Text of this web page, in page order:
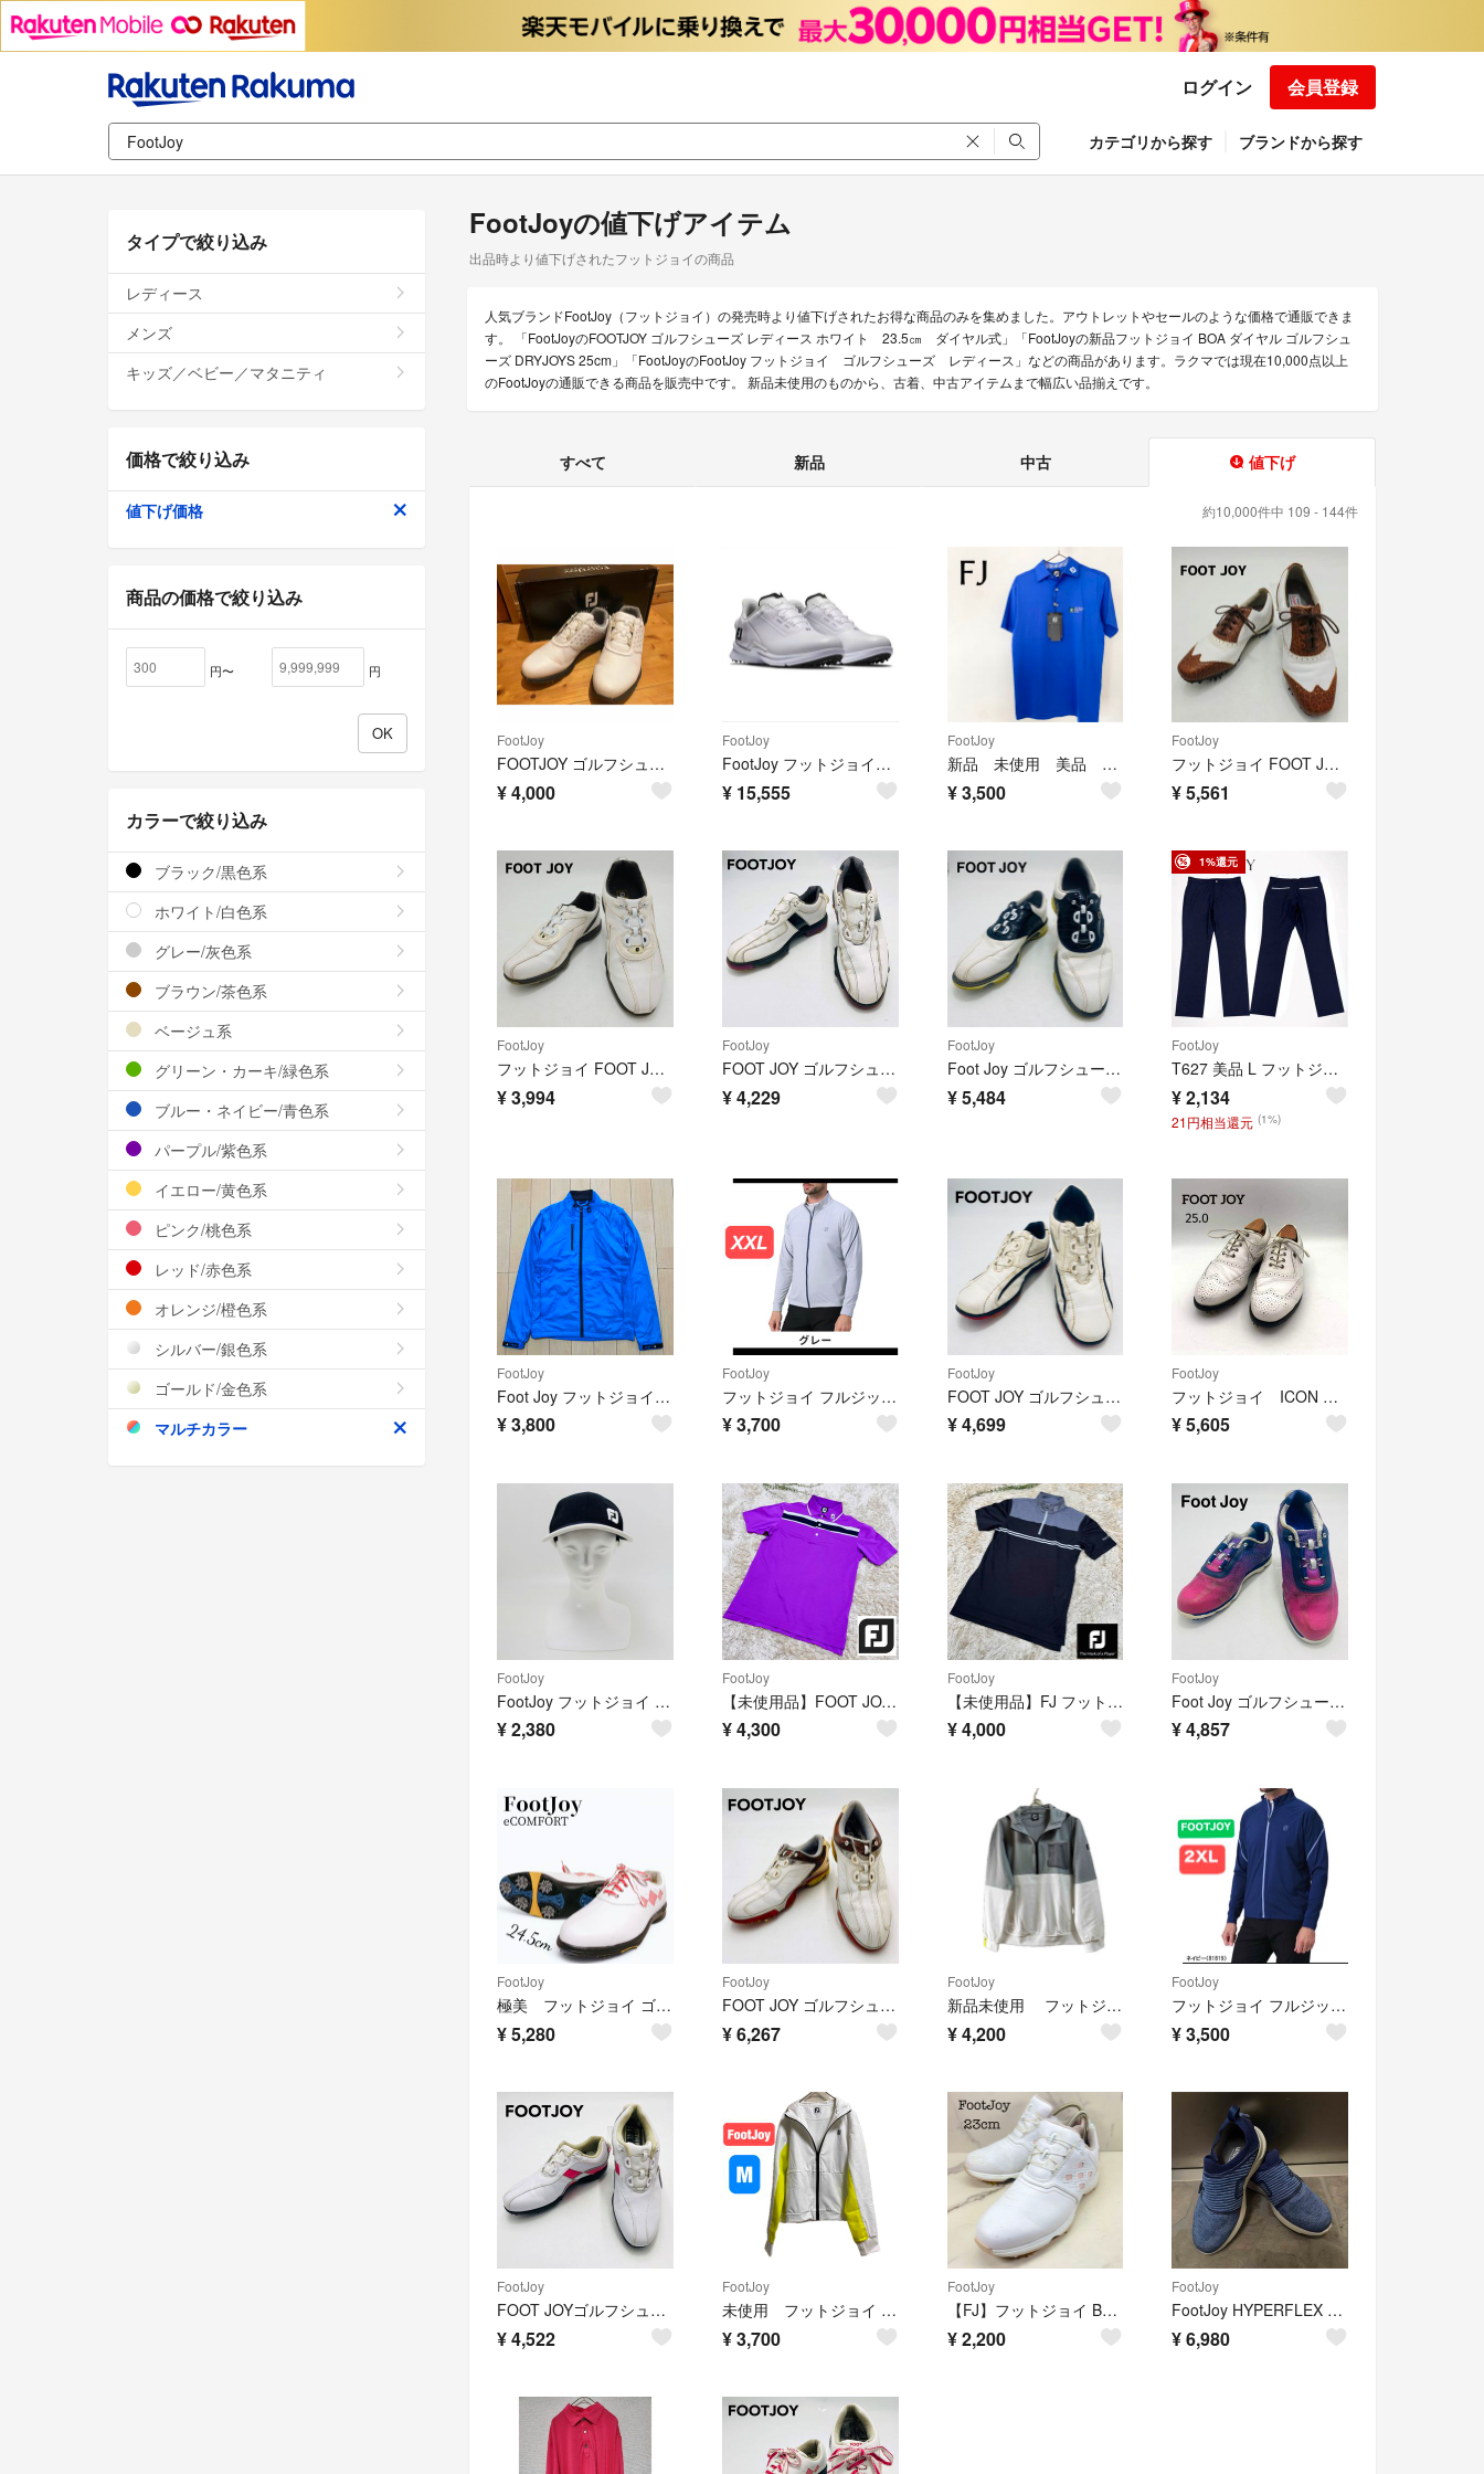
ログイン 会員登録
カテゴリから探す ブランドから探す
FootJoyの値下げアイテム
出品時より値下げされたフットジョイの商品
人気ブランドFootJoy（フットジョイ）の発売時より値下げされたお得な商品のみを集めました。アウトレットやセールのような価格で通販できま
す。 「FootJoyのFOOTJOY ゴルフシューズ レディース ホワイト 23.5㎝ ダイヤル式」「FootJoyの新品フットジョイ BOA ダイヤル ゴルフシュ
ーズ DRYJOYS 25cm」「FootJoyのFootJoy フットジョイ ゴルフシューズ レディース」などの商品があります。ラクマでは現在10,000点以上
のFootJoyの通販できる商品を販売中です。 新品未使用のものから、古着、中古アイテムまで幅広い品揃えです。
すべて 新品 中古 値下げ
約10,000件中 109 - 144件
FootJoy
FOOTJOY ゴルフシューズ レディース ホワイト 23.5㎝ ダイヤル式
¥4,000
FootJoy
FootJoy フットジョイ ゴルフシューズ レディース
¥ 15,555
FootJoy
新品 未使用 美品 FJ フットジョイ ゴルフ ウエア ポロシャツ 半袖 ブルー
¥3,500
FootJoy
フットジョイ FOOT JOY ゴルフシューズ LoPro 25 クロコ型押し
¥5,561
FootJoy
フットジョイ FOOT JOY EXL Boa ゴルフシューズ 45189J
¥3,994
FootJoy
FOOT JOY ゴルフシューズ boaクロージャーシステム ホワイト
¥4,229
FootJoy
Foot Joy ゴルフシューズ boaクロージャーシステム クロコ型押し
¥5,484
1%還元
FootJoy
T627 美品 L フットジョイ ゴルフウェア 伸縮性 ロゴ スラックス メンズ
¥2,134
21円相当還元 (1%)
FootJoy
Foot Joy フットジョイ FJ ジップジャケット メンズ ブルー Sサイズ
¥3,800
FootJoy
フットジョイ フルジップ ジャケット ストレッチ 撥水 アウター ゴルフウェア
¥3,700
FootJoy
FOOT JOY ゴルフシューズ boaクロージャーシステム 25cm ホワイト
¥4,699
FootJoy
フットジョイ ICON BLACK ゴルフシューズ ウイングチップ 25.0
¥5,605
FootJoy
FootJoy フットジョイ レディース ゴルフキャップ ブラック 黒
¥2,380
FootJoy
【未使用品】FOOT JOY フットジョイ ゴルフ シャツ メンズ Lサイズ
¥4,300
FootJoy
【未使用品】FJ フットジョイ ゴルフシャツ メンズ M ブラック
¥4,000
FootJoy
Foot Joy ゴルフシューズ boaクロージャーシステム ソフトスパイク
¥4,857
FootJoy
極美 フットジョイ ゴルフシューズ eCOMFORT 24.5cm レディース
¥5,280
FootJoy
FOOT JOY ゴルフシューズ boaクロージャーシステム 26cm ホワイト
¥6,267
FootJoy
新品未使用 フットジョイ ハーフジップ フーディー パーカー トップス L
¥4,200
FootJoy
フットジョイ フルジップ ジャケット ストレッチ 撥水 アウター ゴルフウェア
¥3,500
FootJoy
FOOT JOYゴルフシューズ boaクロージャーシステム 24.5cm
¥4,522
FootJoy
未使用 フットジョイ ハイブリッド長袖フルジップフーディー Mサイズ
¥3,700
FootJoy
【FJ】フットジョイ BOA ゴルフシューズ レディース 23cm W
¥2,200
FootJoy
FootJoy HYPERFLEX BOA ゴルフシューズ 27W
¥6,980
タイプで絞り込み
レディース
メンズ
キッズ／ベビー／マタニティ
価格で絞り込み
値下げ価格
商品の価格で絞り込み
円〜 円
カラーで絞り込み
ブラック/黒色系
ホワイト/白色系
グレー/灰色系
ブラウン/茶色系
ベージュ系
グリーン・カーキ/緑色系
ブルー・ネイビー/青色系
パープル/紫色系
イエロー/黄色系
ピンク/桃色系
レッド/赤色系
オレンジ/橙色系
シルバー/銀色系
ゴールド/金色系
マルチカラー